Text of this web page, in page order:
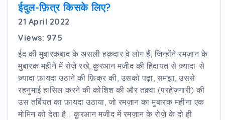
ईदुल-फ़ित्र किसके लिए?
21 April 2022
Views: 975
ईद की मुबारकबाद के असली हक़दार वे लोग हैं, जिन्होंने रमज़ान के
मुबारक महीने में रोज़े रखे, क़ुरआन मजीद की हिदायत से ज़्यादा-से
ज़्यादा फ़ायदा उठाने की फ़िक्र की, उसको पढ़ा, समझा, उससे
रहनुमाई हासिल करने की कोशिश की और तक़्वा (परहेज़गारी) की
उस तर्बियत का फ़ायदा उठाया, जो रमज़ान का मुबारक महीना एक
मोमिन को देता है। क़ुरआन मजीद में रमज़ान के रोज़े के दो ही